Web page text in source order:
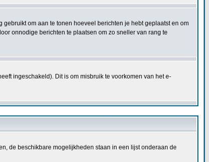
om aan te tonen hoeveel berichten je hebt geplaatst en om
onnodige berichten te plaatsen om zo sneller van rang te
ingeschakeld). Dit is om misbruik te voorkomen van het e-
de beschikbare mogelijkheden staan in een lijst onderaan de